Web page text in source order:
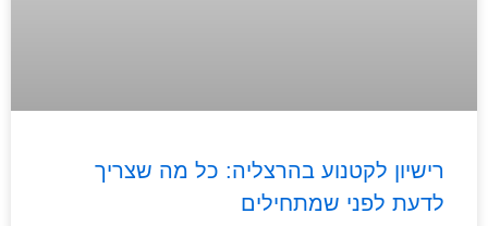
רישיון לקטנוע בהרצליה: כל מה שצריך
לדעת לפני שמתחילים